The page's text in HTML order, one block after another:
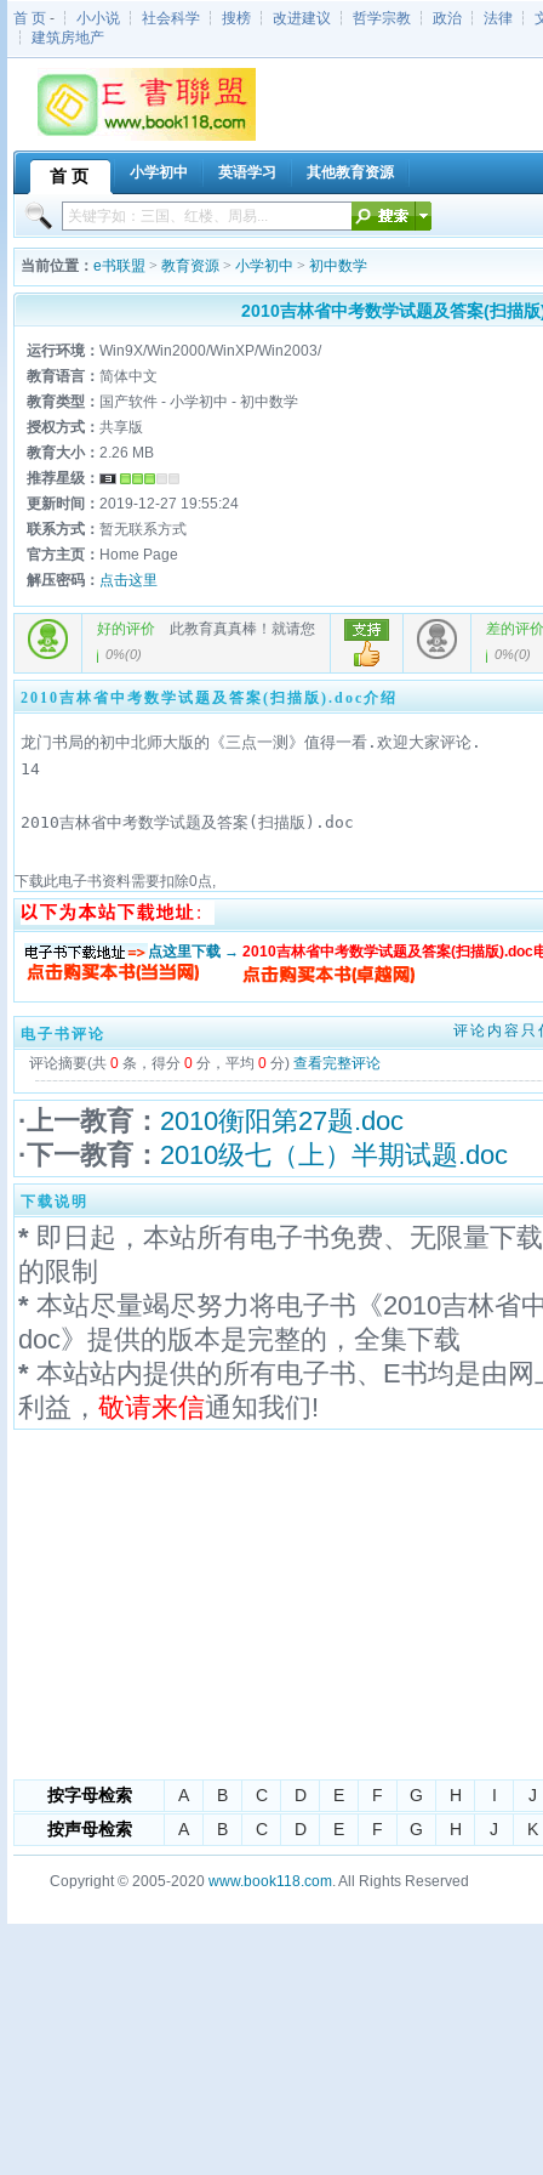
首 页 - ┆ 小小说 ┆ 社会科学 ┆ 搜榜 ┆ 改进建议 ┆ 哲学宗教 ┆ 政治 ┆ 法律 ┆
┆ 建筑房地产
首 页 小学初中 英语学习 其他教育资源
当前位置： e书联盟 > 教育资源 > 小学初中 > 初中数学
2010吉林省中考数学试题及答案(扫描
运行环境： Win9X/Win2000/WinXP/Win2003/
教育语言： 简体中文
教育类型： 国产软件 - 小学初中 - 初中数学
授权方式： 共享版
教育大小： 2.26 MB
推荐星级：
更新时间： 2019-12-27 19:55:24
联系方式： 暂无联系方式
官方主页： Home Page
解压密码： 点击这里
好的评价 此教育真真棒！就请您
0%(0)
差的评价
0%(0)
2010吉林省中考数学试题及答案(扫描版).doc介绍
龙门书局的初中北师大版的《三点一测》值得一看.欢迎大家评论.
2010吉林省中考数学试题及答案(扫描版).doc
下载此电子书资料需要扣除0点,
点这里下载 → 2010吉林省中考数学试题及答案(扫描版).doc
电子书评论
评论内容只
评论摘要(共 0 条，得分 0 分，平均 0 分) 查看完整评论
·上一教育： 2010衡阳第27题.doc
·下一教育： 2010级七（上）半期试题.doc
下载说明
* 即日起，本站所有电子书免费、无限量下
的限制
* 本站尽量竭尽努力将电子书《2010吉林省
doc》提供的版本是完整的，全集下载
* 本站站内提供的所有电子书、E书均是由
利益， 敬请来信通知我们!
按字母检索 A B C D E F G H I
J
按声母检索
A B C D E F G H J K
Copyright © 2005-2020 www.book118.com. All Rights Reserved